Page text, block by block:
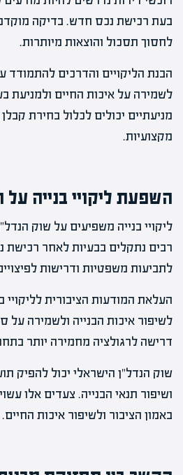
בעת רכישת נכס חדש. בדיקה
לחסוך תסכול והוצאות מיותרות.
הבנת הליקויים והדרכים להתמודד
לשמירה על איכות החיים ולמניעת
מניעתיים יכולים לכלול בחירת
מקצועיות.
השפעת ליקויי בנייה
ליקויי בנייה משפיעים על שוק
רבים נתקלים בבעיות לאחר
לתביעות משפטיות ודרישות
העלאת המודעות הציבורית לליקויי
לשיפור איכות הבנייה ולשמירה על
דרישה לרגולציה מחמירה יותר
שוק הנדל"ן הישראלי יכול להפיק
ושיפור תנאי הבנייה. צעדים אלו
באמון הציבור ולשיפור איכות החיים.